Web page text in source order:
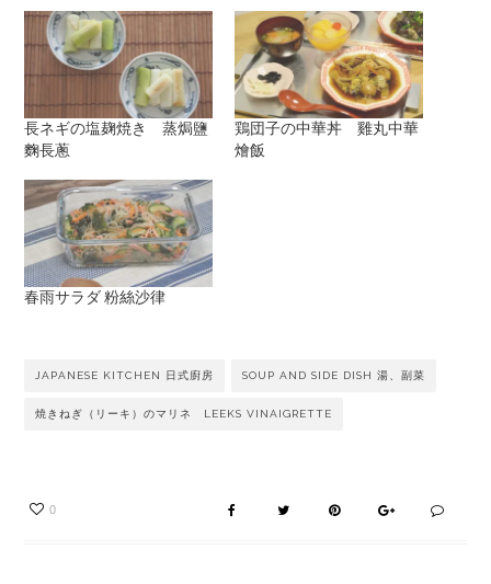
長ネギの塩麹焼き 蒸焗鹽
麴長蔥
鶏団子の中華丼 雞丸中華
燴飯
春雨サラダ 粉絲沙律
JAPANESE KITCHEN 日式廚房 SOUP AND SIDE DISH 湯、副菜
焼きねぎ（リーキ）のマリネ LEEKS VINAIGRETTE
0